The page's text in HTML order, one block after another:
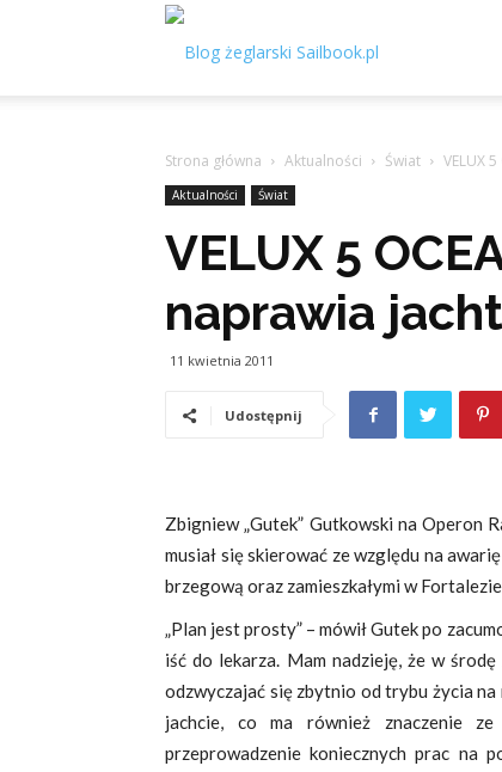
Strona główna Aktualności Świat VELUX
Aktualności Świat
VELUX 5
naprawia
11 kwietnia 2011
Udostępnij
Zbigniew „Gutek” Gutkowski na Operon
musiał się skierować ze względu na
brzegową oraz zamieszkałymi w
„Plan jest prosty” – mówił Gutek po
iść do lekarza. Mam nadzieję, że w
odzwyczajać się zbytnio od trybu życia
jachcie, co ma również znaczenie
przeprowadzenie koniecznych prac na